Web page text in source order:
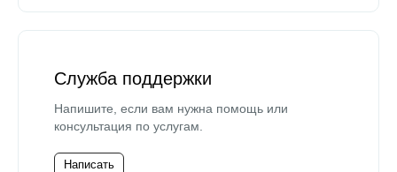
Служба поддержки
Напишите, если вам нужна помощь или
консультация по услугам.
Написать